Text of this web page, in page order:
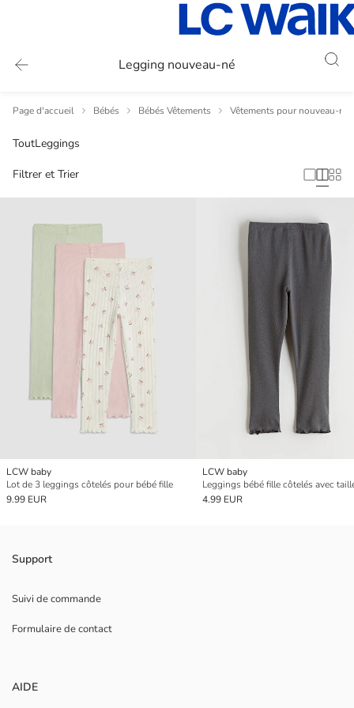
Legging nouveau-né
Page d'accueil Bébés Bébés Vêtements Vêtements pour nouveau-nés
ToutLeggings
Filtrer et Trier
LCW baby
Lot de 3 leggings côtelés pour bébé fille
9.99 EUR
LCW baby
4.99 EUR
Support
Suivi de commande
Formulaire de contact
AIDE